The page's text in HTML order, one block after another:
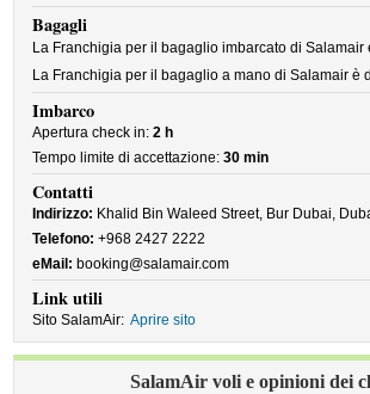
Bagagli
La Franchigia per il bagaglio imbarcato di Salamair
La Franchigia per il bagaglio a mano di Salamair è
Imbarco
Apertura check in:2 h
Tempo limite di accettazione:30 min
Contatti
Indirizzo: Khalid Bin Waleed Street, Bur Dubai,
Telefono: +968 2427 2222
eMail: booking@salamair.com
Link utili
Sito SalamAir: Aprire sito
SalamAir voli e opinioni dei